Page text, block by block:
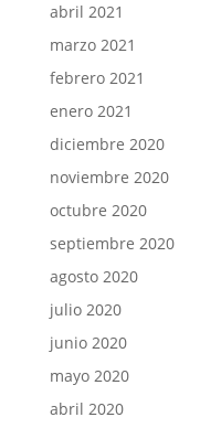
abril 2021
marzo 2021
febrero 2021
enero 2021
diciembre 2020
noviembre 2020
octubre 2020
septiembre 2020
agosto 2020
julio 2020
junio 2020
mayo 2020
abril 2020